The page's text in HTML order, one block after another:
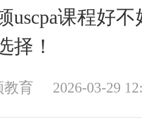
uscpa课程好
择！
教育 2026-03-29